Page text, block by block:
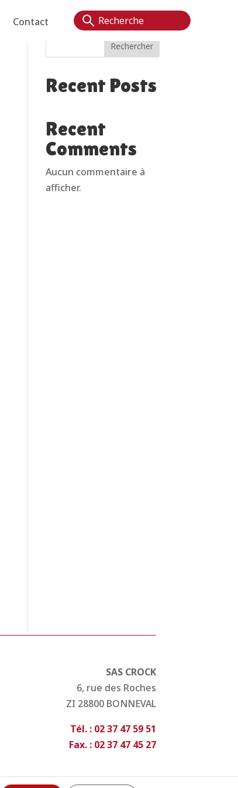
Contact
Rechercher
Recent Posts
Recent
Comments
Aucun commentaire à
afficher.
SAS CROCK
6, rue des Roches
ZI 28800 BONNEVAL
Tél. : 02 37 47 59 51
Fax. : 02 37 47 45 27